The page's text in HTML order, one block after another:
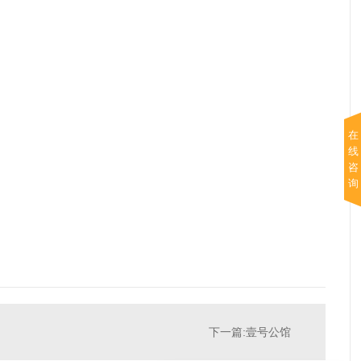
下一篇:壹号公馆
在
线
咨
询